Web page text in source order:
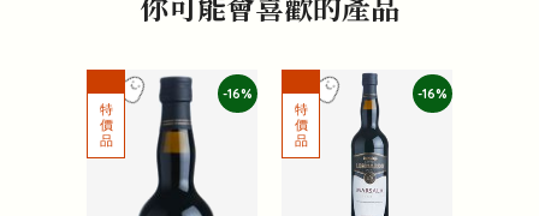
-16% -16%